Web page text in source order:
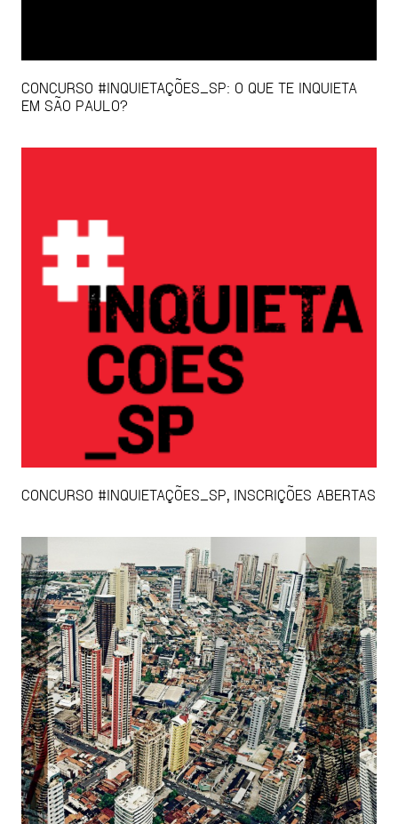
CONCURSO #INQUIETAÇÕES_SP: O QUE TE INQUIETA
EM SÃO PAULO?
CONCURSO #INQUIETAÇÕES_SP, INSCRIÇÕES ABERTAS